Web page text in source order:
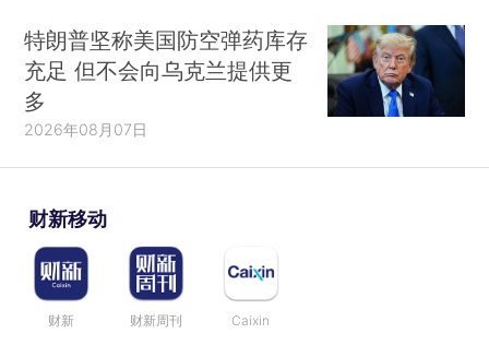
特朗普坚称美国防空弹药库存
充足 但不会向乌克兰提供更
多
2026年08月07日
财新移动
财新 财新周刊 Caixin